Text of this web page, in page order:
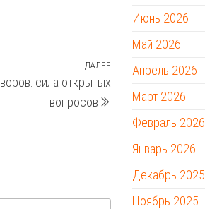
Следующая
запись
ДАЛЕЕ
сила открытых
вопросов
Июнь 2026
Май 2026
Апрель 2026
Март 2026
Февраль 2026
Январь 2026
Декабрь 2025
Ноябрь 2025